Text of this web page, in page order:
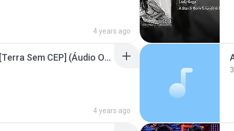
4 years ago
Anjo Moderno [Terra Sem CEP] (Áudio Oficial)
4 years ago